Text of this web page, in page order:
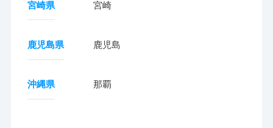
宮崎県 宮崎
鹿児島県 鹿児島
沖縄県 那覇